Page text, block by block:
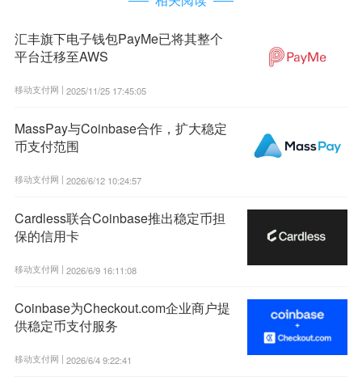
汇丰旗下电子钱包PayMe已将其整个
平台迁移至AWS
移动支付网 | 2025/11/25 17:45:05
MassPay与Coinbase合作，扩大稳定
币支付范围
移动支付网 | 2026/6/12 10:24:57
Cardless联合Coinbase推出稳定币担
保的信用卡
移动支付网 | 2026/6/9 16:11:08
Coinbase为Checkout.com企业商户提
供稳定币支付服务
移动支付网 | 2026/6/4 9:22:41